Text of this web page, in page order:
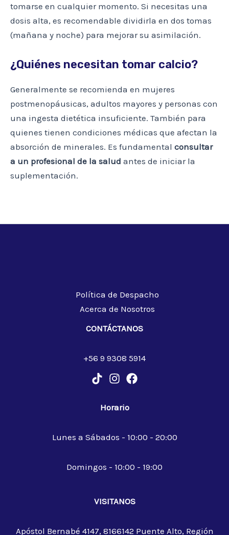
tomarse en cualquier momento. Si necesitas una
dosis alta, es recomendable dividirla en dos tomas
(mañana y noche) para mejorar su asimilación.
¿Quiénes necesitan tomar calcio?
Generalmente se recomienda en mujeres
postmenopáusicas, adultos mayores y personas con
una ingesta dietética insuficiente. También para
quienes tienen condiciones médicas que afectan la
absorción de minerales. Es fundamental consultar
a un profesional de la salud antes de iniciar la
suplementación.
Política de Despacho
Acerca de Nosotros
CONTÁCTANOS
+56 9 9308 5914
Horario
Lunes a Sábados - 10:00 - 20:00
Domingos - 10:00 - 19:00
VISITANOS
Apóstol Bernabé 4147, 8166142 Puente Alto, Región